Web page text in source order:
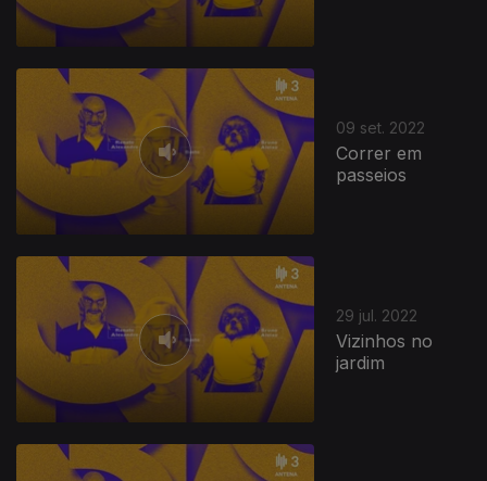
09 set. 2022
Correr em
passeios
29 jul. 2022
Vizinhos no
jardim